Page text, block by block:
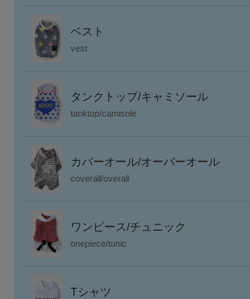
ベスト
vest
タンクトップ/キャミソール
tanktop/camisole
カバーオール/オーバーオール
coverall/overall
ワンピース/チュニック
onepiece/tunic
Tシャツ